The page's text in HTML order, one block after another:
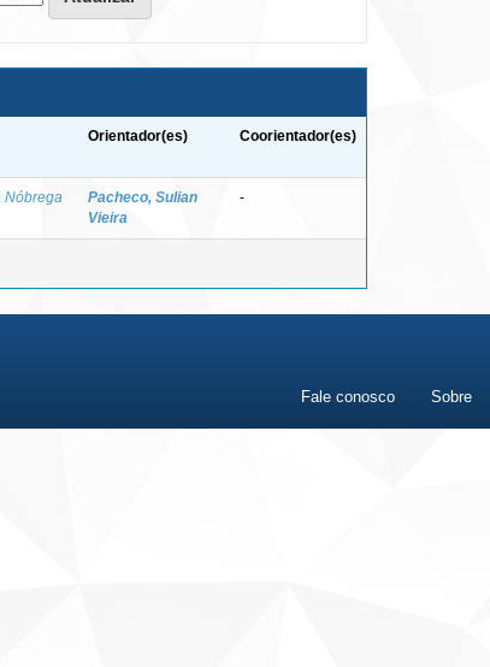
Orientador(es) Coorientador(es)
Nóbrega
Pacheco, Sulian
Vieira
-
Fale conosco Sobre